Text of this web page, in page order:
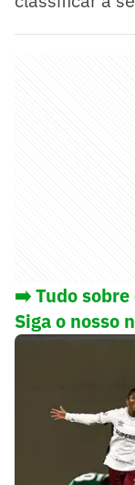
➡️ Tudo sobre
Siga o nosso